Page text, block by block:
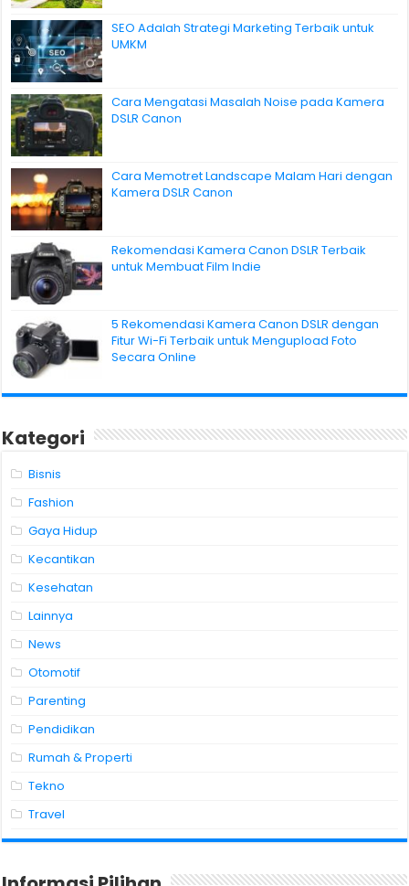
SEO Adalah Strategi Marketing Terbaik untuk
UMKM
Cara Mengatasi Masalah Noise pada Kamera
DSLR Canon
Cara Memotret Landscape Malam Hari dengan
Kamera DSLR Canon
Rekomendasi Kamera Canon DSLR Terbaik
untuk Membuat Film Indie
5 Rekomendasi Kamera Canon DSLR dengan
Fitur Wi-Fi Terbaik untuk Mengupload Foto
Secara Online
Kategori
Bisnis
Fashion
Gaya Hidup
Kecantikan
Kesehatan
Lainnya
News
Otomotif
Parenting
Pendidikan
Rumah & Properti
Tekno
Travel